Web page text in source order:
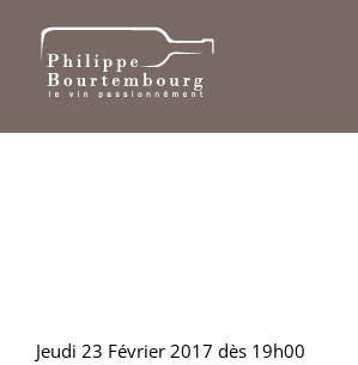
contenu
Jeudi 23 Février 2017 dès 19h00